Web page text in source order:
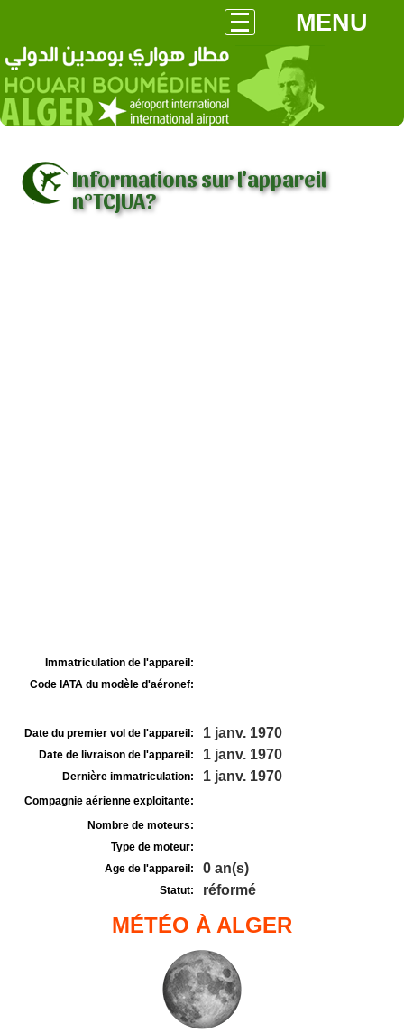
MENU
Informations sur l'appareil
n°TCJUA?
Immatriculation de l'appareil:
Code IATA du modèle d'aéronef:
Date du premier vol de l'appareil: 1 janv. 1970
Date de livraison de l'appareil: 1 janv. 1970
Dernière immatriculation: 1 janv. 1970
Compagnie aérienne exploitante:
Nombre de moteurs:
Type de moteur:
Age de l'appareil:
0 an(s)
Statut: réformé
MÉTÉO À ALGER